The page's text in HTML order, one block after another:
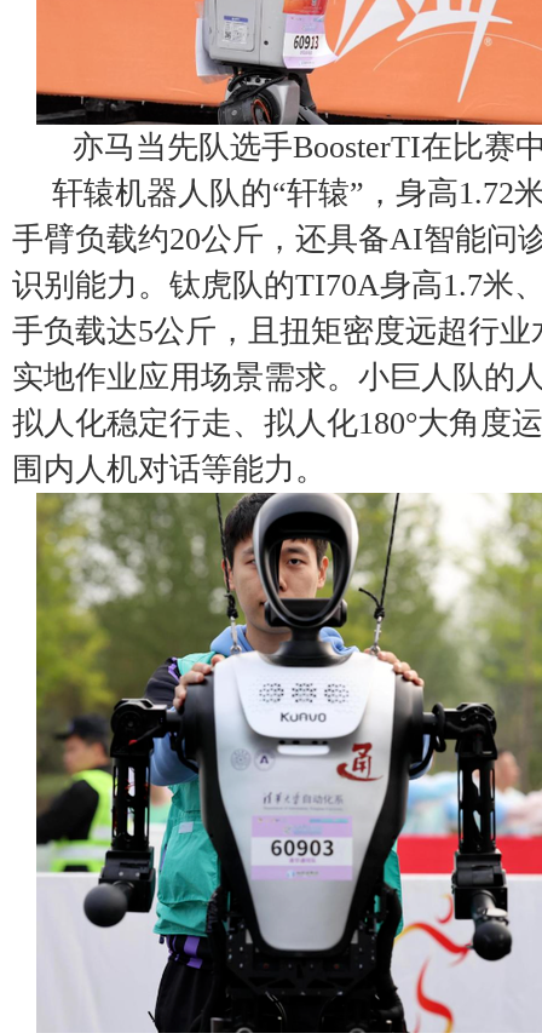
亦马当先队选手BoosterTI在比赛
轩辕机器人队的“轩辕”，身高1.72
手臂负载约20公斤，还具备AI智能问
识别能力。钛虎队的TI70A身高1.7米
手负载达5公斤，且扭矩密度远超行
实地作业应用场景需求。小巨人队的
拟人化稳定行走、拟人化180°大角度
围内人机对话等能力。